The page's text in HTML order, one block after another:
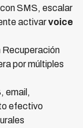
SMS, escalar
activarvoice
Recuperación
por múltiples
email,
efectivo